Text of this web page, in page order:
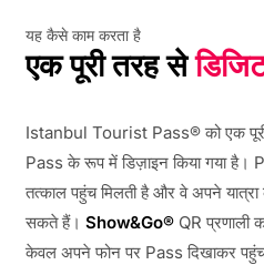
यह कैसे काम करता है
एक पूरी तरह से
Istanbul Tourist Pass® को एक
Pass के रूप में डिज़ाइन किया गया है।
तत्काल पहुंच मिलती है और वे अपने
सकते हैं। Show&Go® QR प्रणाली
केवल अपने फोन पर Pass दिखाकर